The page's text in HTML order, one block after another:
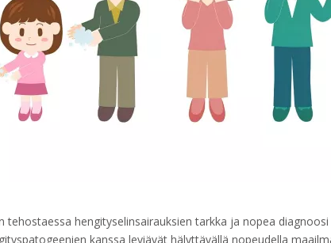
tehostaessa hengityselinsairauksien tarkka ja nopea
kanssa leviävät hälyttävällä nopeudella